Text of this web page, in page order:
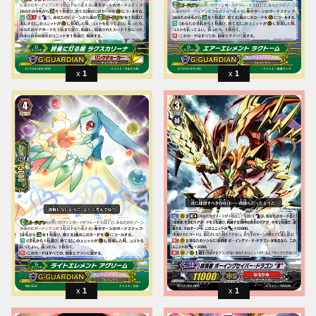
1 1
1 1